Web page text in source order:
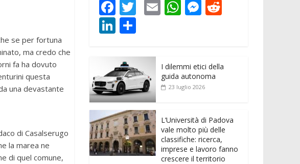
se per fortuna
ma credo che
fa ha dovuto
questa
una devastante
di Casalserugo
la marea ne
di quel comune,
F
ac
e
b
o
o
k
T
er
E W
A
p
M
n
g
t
Li
k
e
dI
n
n
di
vi
di
I dilemmi etici della
guida autonoma
23 luglio 2026
L’Università di Padova
vale molto più delle
classifiche: ricerca,
imprese e lavoro fanno
crescere il territorio